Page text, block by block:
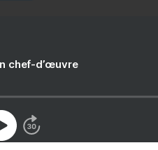
chef-d’œuvre